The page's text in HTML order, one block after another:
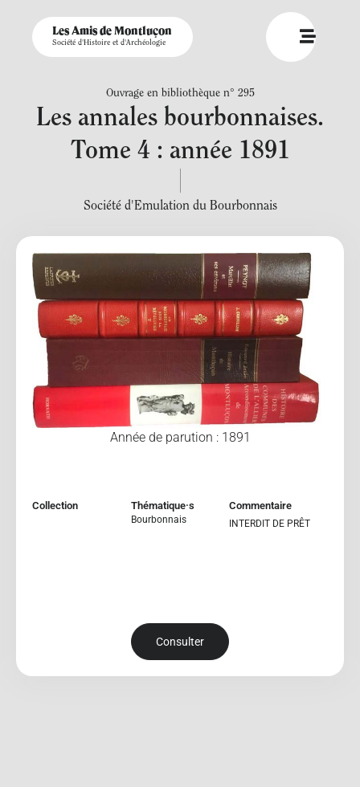
Les Amis de Montluçon
Société d'Histoire et d'Archéologie
Ouvrage en bibliothèque n° 295
Les annales bourbonnaises.
Tome 4 : année 1891
Société d'Emulation du Bourbonnais
Année de parution : 1891
Collection Thématique·s
Bourbonnais
Commentaire
INTERDIT DE PRÊT
Consulter